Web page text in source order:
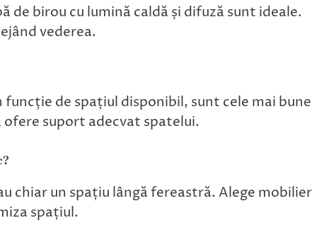
de birou cu lumină caldă și difuză sunt ideale.
vederea.
de spațiul disponibil, sunt cele mai bune
suport adecvat spatelui.
chiar un spațiu lângă fereastră. Alege mobilier
spațiul.